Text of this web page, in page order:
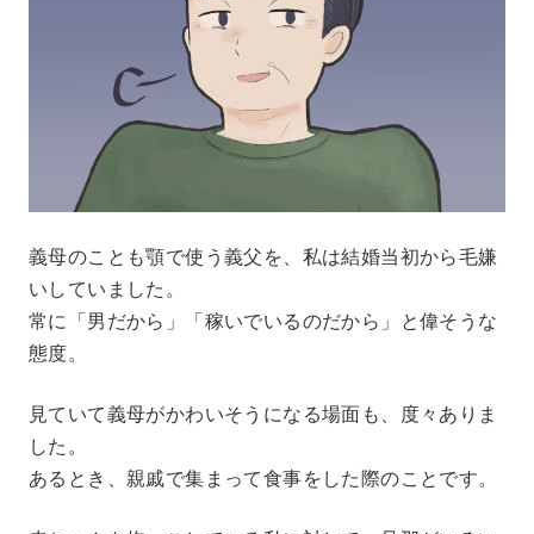
義母のことも顎で使う義父を、私は結婚当初から毛嫌
いしていました。
常に「男だから」「稼いでいるのだから」と偉そうな
態度。
見ていて義母がかわいそうになる場面も、度々ありま
した。
あるとき、親戚で集まって食事をした際のことです。